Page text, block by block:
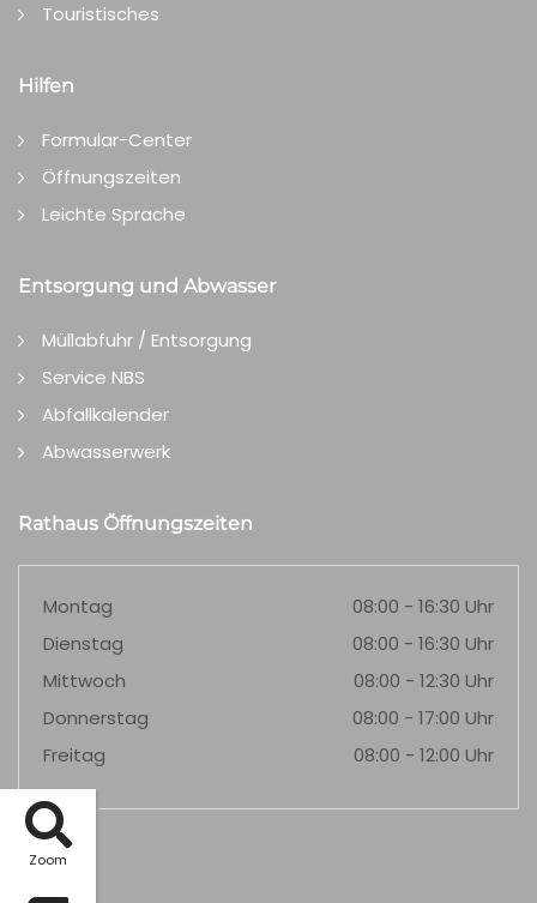
Zoom
Touristisches
Hilfen
Formular-Center
Öffnungszeiten
Leichte Sprache
Entsorgung und Abwasser
Müllabfuhr / Entsorgung
Service NBS
Abfallkalender
Abwasserwerk
Rathaus Öffnungszeiten
Montag
08:00 - 16:30 Uhr
Dienstag
08:00 - 16:30 Uhr
Mittwoch
08:00 - 12:30 Uhr
Donnerstag
08:00 - 17:00 Uhr
Freitag
08:00 - 12:00 Uhr